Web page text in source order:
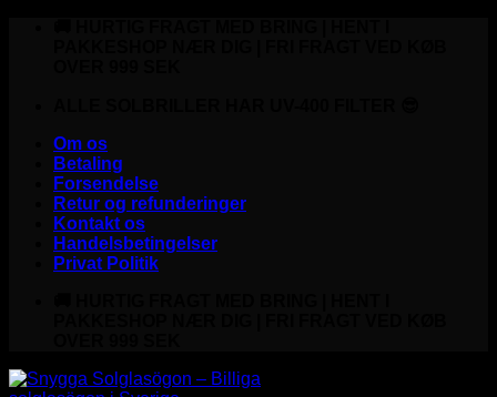
Om os
Betaling
Forsendelse
Retur og refunderinger
Kontakt os
Handelsbetingelser
Privat Politik